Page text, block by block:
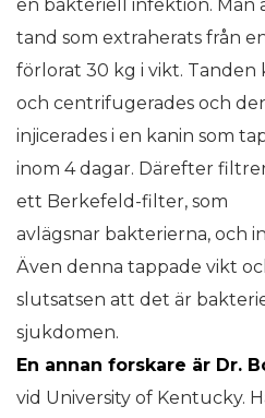
en bakteriell infektion. Man
tand som extraherats från
förlorat 30 kg i vikt. Tanden
och centrifugerades och
injicerades i en kanin som
inom 4 dagar. Därefter
ett Berkefeld-filter, som
avlägsnar bakterierna, och
Även denna tappade vikt
slutsatsen att det är
sjukdomen.
En annan forskare är Dr.
vid University of Kentucky.